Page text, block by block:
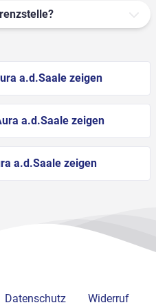
a.d.Saale zeigen
a.d.Saale zeigen
a.d.Saale zeigen
Datenschutz Widerruf